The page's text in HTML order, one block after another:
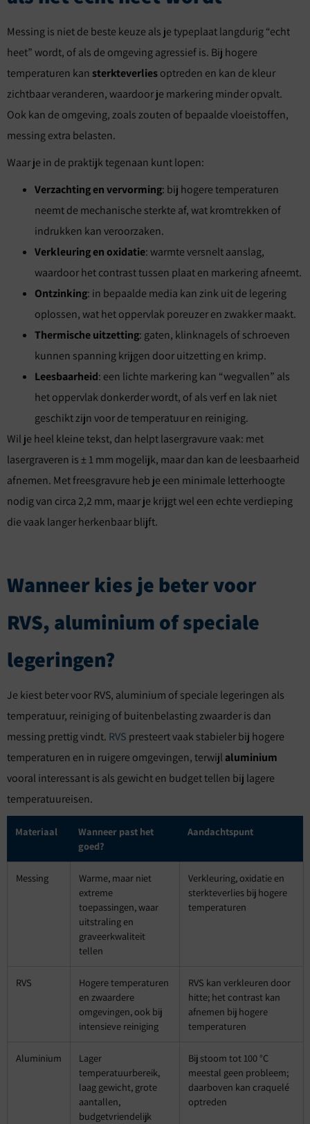
Messing is niet de beste keuze als je typeplaat langdurig “echt
heet” wordt, of als de omgeving agressief is. Bij hogere
temperaturen kan sterkteverliesoptreden en kan de kleur
zichtbaar veranderen, waardoor je markering minder opvalt.
Ook kan de omgeving, zoals zouten of bepaalde vloeistoffen,
messing extra belasten.
Waar je in de praktijk tegenaan kunt lopen:
Verzachting en vervorming: bij hogere temperaturen
neemt de mechanische sterkte af, wat kromtrekken of
indrukken kan veroorzaken.
Verkleuring en oxidatie: warmte versnelt aanslag,
waardoor het contrast tussen plaat en markering afneemt.
Ontzinking: in bepaalde media kan zink uit de legering
oplossen, wat het oppervlak poreuzer en zwakker maakt.
Thermische uitzetting: gaten, klinknagels of schroeven
kunnen spanning krijgen door uitzetting en krimp.
Leesbaarheid: een lichte markering kan “wegvallen” als
het oppervlak donkerder wordt, of als verf en lak niet
geschikt zijn voor de temperatuur en reiniging.
Wil je heel kleine tekst, dan helpt lasergravure vaak: met
lasergraveren is ± 1 mm mogelijk, maar dan kan de leesbaarheid
afnemen. Met freesgravure heb je een minimale letterhoogte
nodig van circa 2,2 mm, maar je krijgt wel een echte verdieping
die vaak langer herkenbaar blijft.
Wanneer kies je beter voor
RVS, aluminium of speciale
legeringen?
Je kiest beter voor RVS, aluminium of speciale legeringen als
temperatuur, reiniging of buitenbelasting zwaarder is dan
messing prettig vindt. RVS presteert vaak stabieler bij hogere
temperaturen en in ruigere omgevingen, terwijl aluminium
vooral interessant is als gewicht en budget tellen bij lagere
temperatuureisen.
Materiaal
Wanneer past het
goed?
Aandachtspunt
Messing
Warme, maar niet
extreme
toepassingen, waar
uitstraling en
graveerkwaliteit
tellen
Verkleuring, oxidatie en
sterkteverlies bij hogere
temperaturen
RVS
Hogere temperaturen
en zwaardere
omgevingen, ook bij
intensieve reiniging
RVS kan verkleuren door
hitte; het contrast kan
afnemen bij hogere
temperaturen
Aluminium
Lager
temperatuurbereik,
laag gewicht, grote
aantallen,
budgetvriendelijk
Bij stoom tot 100 °C
meestal geen probleem;
daarboven kan craquelé
optreden